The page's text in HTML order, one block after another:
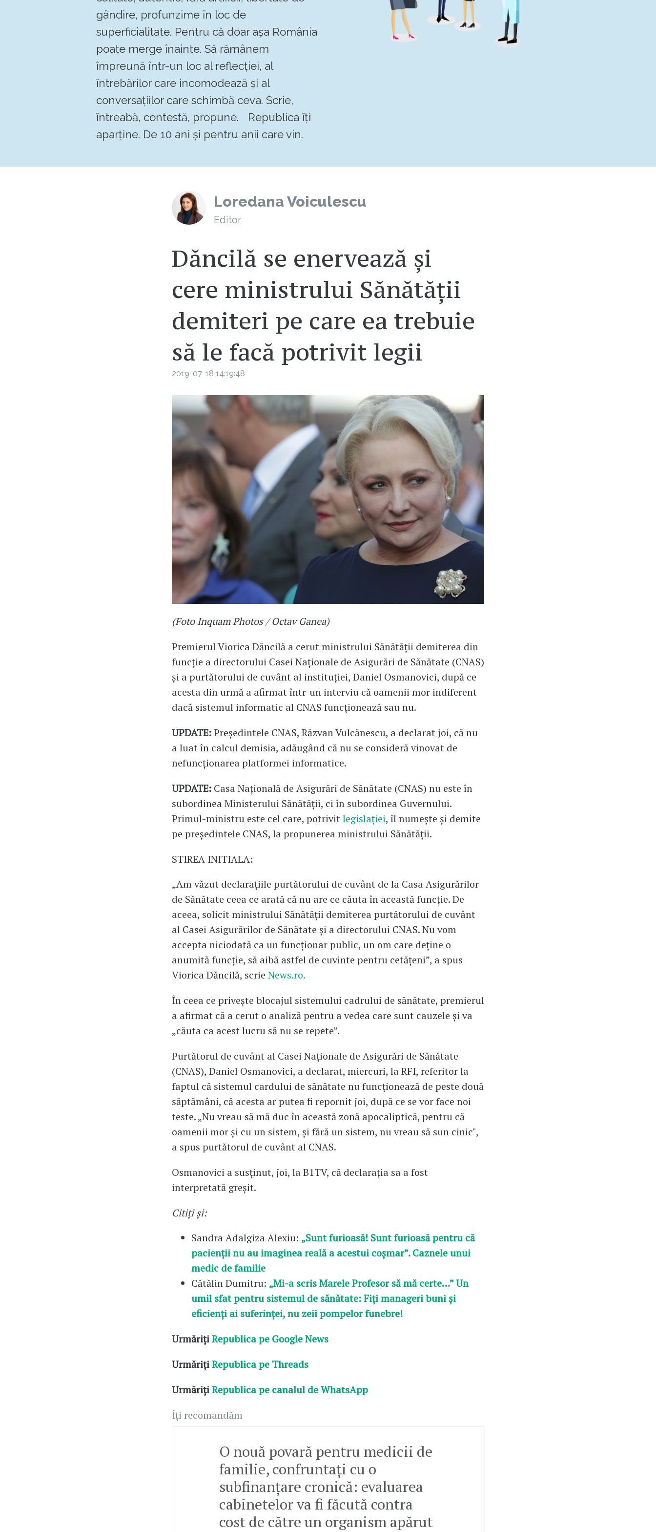
gândire, profunzime în loc de
superficialitate. Pentru că doar așa România
poate merge înainte. Să rămânem
împreună într-un loc al reflecției, al
întrebărilor care incomodează și al
conversațiilor care schimbă ceva. Scrie,
întreabă, contestă, propune. Republica îți
aparține. De 10 ani și pentru anii care vin.
Loredana Voiculescu
Editor
Dăncilă se enervează și
cere ministrului Sănătății
demiteri pe care ea trebuie
să le facă potrivit legii
2019-07-18 14:19:48
(Foto Inquam Photos / Octav Ganea)
Premierul Viorica Dăncilă a cerut ministrului Sănătăţii demiterea din
funcţie a directorului Casei Naţionale de Asigurări de Sănătate (CNAS)
şi a purtătorului de cuvânt al instituţiei, Daniel Osmanovici, după ce
acesta din urmă a afirmat într-un interviu că oamenii mor indiferent
dacă sistemul informatic al CNAS funcţionează sau nu.
UPDATE:Preşedintele CNAS, Răzvan Vulcănescu, a declarat joi, că nu
a luat în calcul demisia, adăugând că nu se consideră vinovat de
nefuncţionarea platformei informatice.
UPDATE: Casa Națională de Asigurări de Sănătate (CNAS) nu este în
subordinea Ministerului Sănătății, ci în subordinea Guvernului.
Primul-ministru este cel care, potrivit legislației, îl numește și demite
pe președintele CNAS, la propunerea ministrului Sănătății.
STIREA INITIALA:
„Am văzut declaraţiile purtătorului de cuvânt de la Casa Asigurărilor
de Sănătate ceea ce arată că nu are ce căuta în această funcţie. De
aceea, solicit ministrului Sănătăţii demiterea purtătorului de cuvânt
al Casei Asigurărilor de Sănătate şi a directorului CNAS. Nu vom
accepta niciodată ca un funcţionar public, un om care deţine o
anumită funcţie, să aibă astfel de cuvinte pentru cetăţeni”, a spus
Viorica Dăncilă, scrie News.ro.
În ceea ce priveşte blocajul sistemului cadrului de sănătate, premierul
a afirmat că a cerut o analiză pentru a vedea care sunt cauzele şi va
„căuta ca acest lucru să nu se repete”.
Purtătorul de cuvânt al Casei Naţionale de Asigurări de Sănătate
(CNAS), Daniel Osmanovici, a declarat, miercuri, la RFI, referitor la
faptul că sistemul cardului de sănătate nu funcţionează de peste două
săptămâni, că acesta ar putea fi repornit joi, după ce se vor face noi
teste. „Nu vreau să mă duc în această zonă apocaliptică, pentru că
oamenii mor şi cu un sistem, şi fără un sistem, nu vreau să sun cinic",
a spus purtătorul de cuvânt al CNAS.
Osmanovici a susținut, joi, la B1TV, că declarația sa a fost
interpretată greșit.
Citiți și:
Sandra Adalgiza Alexiu: „Sunt furioasă! Sunt furioasă pentru că
pacienții nu au imaginea reală a acestui coșmar”. Caznele unui
medic de familie
Cătălin Dumitru: „Mi-a scris Marele Profesor să mă certe…” Un
umil sfat pentru sistemul de sănătate: Fiți manageri buni și
eficienți ai suferinței, nu zeii pompelor funebre!
UrmărițiRepublica pe Google News
UrmărițiRepublica pe Threads
UrmărițiRepublica pe canalul de WhatsApp
Îți recomandăm
O nouă povară pentru medicii de
familie, confruntați cu o
subfinanțare cronică: evaluarea
cabinetelor va fi făcută contra
cost de către un organism apărut